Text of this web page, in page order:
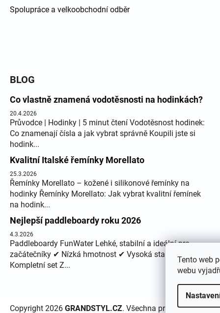
Tento web
webu
Spolupráce a velkoobchodní odběr
BLOG
Co vlastně znamená vodotěsnosti na hodinkách?
20.4.2026
Průvodce | Hodinky | 5 minut čtení Vodotěsnost hodinek:
Co znamenají čísla a jak vybrat správně Koupili jste si
hodink...
Kvalitní Italské řemínky Morellato
25.3.2026
Řemínky Morellato – kožené i silikonové řemínky na
hodinky Řemínky Morellato: Jak vybrat kvalitní řemínek
na hodink...
Nejlepší paddleboardy roku 2026
4.3.2026
Paddleboardy FunWater Lehké, stabilní a ideální pro
začátečníky ✔ Nízká hmotnost ✔ Vysoká stabilita ✔
Kompletní set Z...
Copyright 2026 GRANDSTYL.CZ. Všechna práva vyhrazena.